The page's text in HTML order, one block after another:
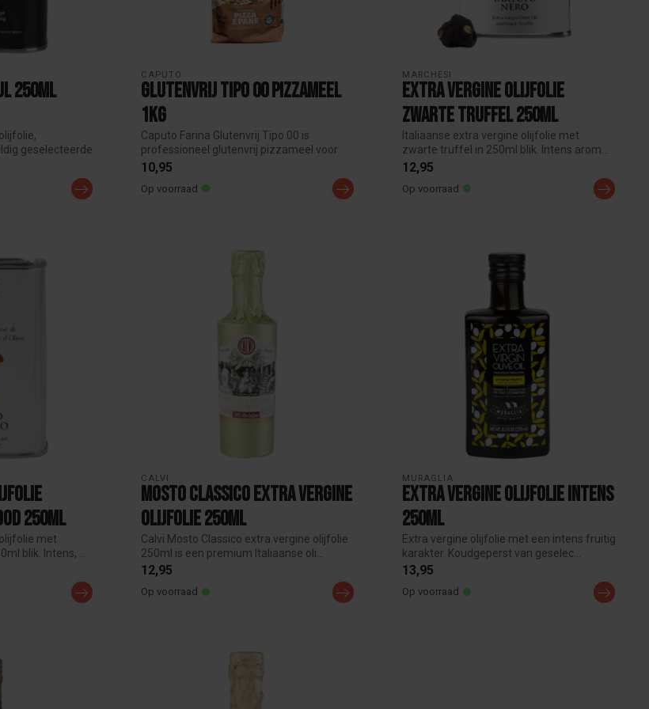
250ml
geselecteerde
CAPUTO
Glutenvrij Tipo 00 Pizzameel
1kg
Caputo Farina Glutenvrij Tipo 00 is
professioneel glutenvrij pizzameel voor
een ...
10,95
Op voorraad
MARCHESI
Extra Vergine Olijfolie
Zwarte Truffel 250ml
Italiaanse extra vergine olijfolie met
zwarte truffel in 250ml blik. Intens arom...
12,95
Op voorraad
250ml
met
blik. Intens, ...
CALVI
Mosto Classico Extra Vergine
Olijfolie 250ml
Calvi Mosto Classico extra vergine olijfolie
250ml is een premium Italiaanse oli...
12,95
Op voorraad
MURAGLIA
Extra Vergine Olijfolie Intens
250ml
Extra vergine olijfolie met een intens fruitig
karakter. Koudgeperst van geselec...
13,95
Op voorraad